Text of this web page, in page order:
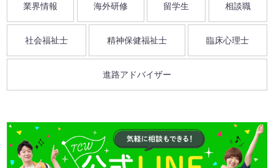
業界情報 海外研修 留学生 相談職
社会福祉士 精神保健福祉士 臨床心理士
進路アドバイザー